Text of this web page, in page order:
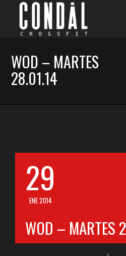
WOD – MARTES
28.01.14
29
ENE 2014
WOD – MARTES